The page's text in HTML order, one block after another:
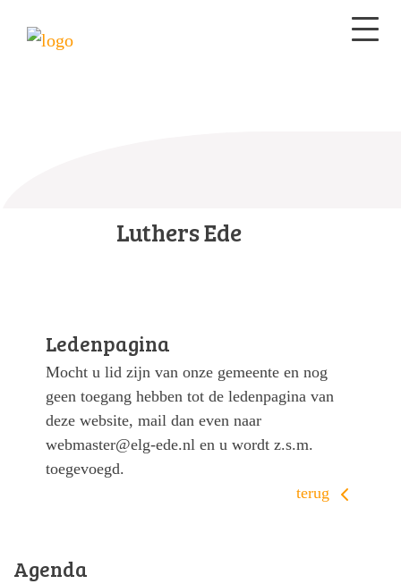
Luthers Ede
Ledenpagina
Mocht u lid zijn van onze gemeente en nog
geen toegang hebben tot de ledenpagina van
deze website, mail dan even naar
webmaster@elg-ede.nl en u wordt z.s.m.
toegevoegd.
terug
Agenda